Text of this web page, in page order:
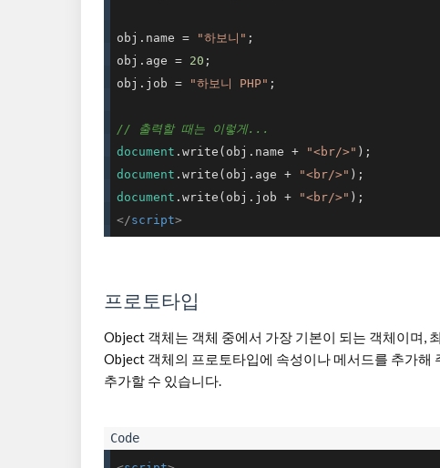
obj.name = "하보니" ;
obj.age = 20 ;
obj.job =
"하보니 PHP" ;
// 출력할 때는 이렇게...
document .write(obj.name + "<br/>"
document .write(obj.age + "<br/>"
document .write(obj.job + "<br/>"
</script>
프로토타입
Object 객체는 객체 중에서 가장 기본이 되는 객체이며,
Object 객체의 프로토타입에 속성이나 메서드를 추가해
추가할 수 있습니다.